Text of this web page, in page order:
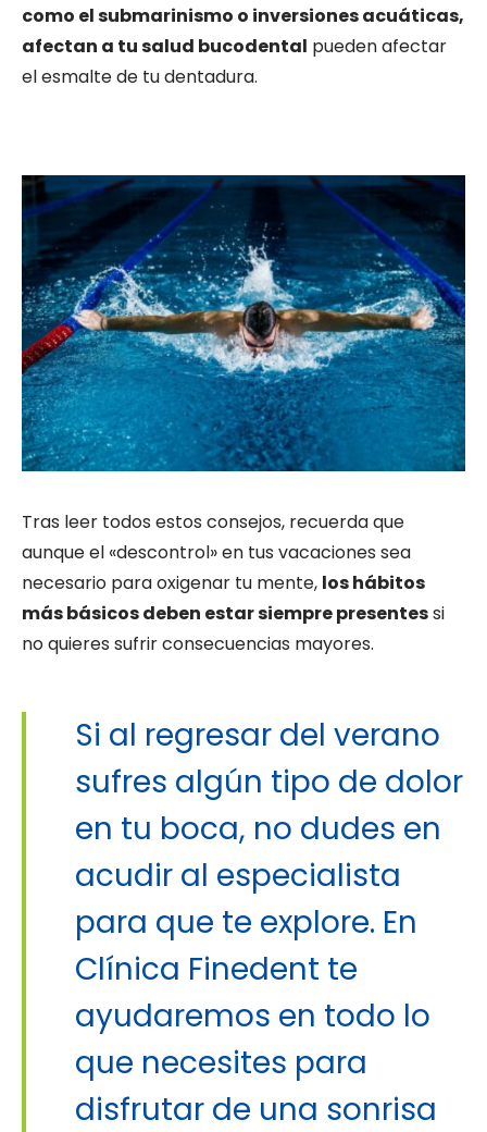
como el submarinismo o inversiones acuáticas,
afectan a tu salud bucodental pueden afectar
el esmalte de tu dentadura.
Tras leer todos estos consejos, recuerda que
aunque el «descontrol» en tus vacaciones sea
necesario para oxigenar tu mente, los hábitos
más básicos deben estar siempre presentessi
no quieres sufrir consecuencias mayores.
Si al regresar del verano
sufres algún tipo de dolor
en tu boca, no dudes en
acudir al especialista
para que te explore. En
Clínica Finedent te
ayudaremos en todo lo
que necesites para
disfrutar de una sonrisa